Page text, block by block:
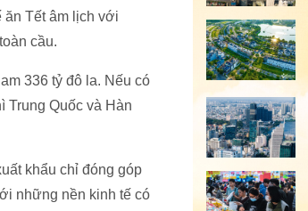
ăn Tết âm lịch với
cầu.
336 tỷ đô la. Nếu có
Trung Quốc và Hàn
khẩu chỉ đóng góp
những nền kinh tế có